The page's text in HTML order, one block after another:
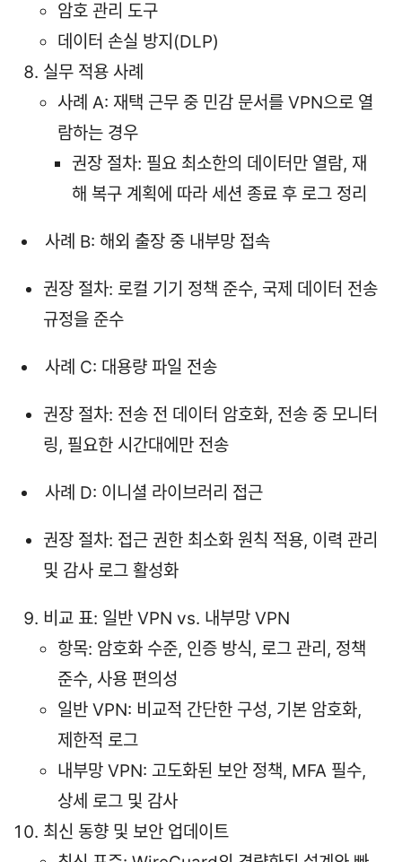
암호 관리 도구
데이터 손실 방지(DLP)
실무 적용 사례
사례 A: 재택 근무 중 민감 문서를 VPN으로 열
람하는 경우
권장 절차: 필요 최소한의 데이터만 열람, 재
해 복구 계획에 따라 세션 종료 후 로그 정리
사례 B: 해외 출장 중 내부망 접속
권장 절차: 로컬 기기 정책 준수, 국제 데이터 전송
규정을 준수
사례 C: 대용량 파일 전송
권장 절차: 전송 전 데이터 암호화, 전송 중 모니터
링, 필요한 시간대에만 전송
사례 D: 이니셜 라이브러리 접근
권장 절차: 접근 권한 최소화 원칙 적용, 이력 관리
및 감사 로그 활성화
비교 표: 일반 VPN vs. 내부망 VPN
항목: 암호화 수준, 인증 방식, 로그 관리, 정책
준수, 사용 편의성
일반 VPN: 비교적 간단한 구성, 기본 암호화,
제한적 로그
내부망 VPN: 고도화된 보안 정책, MFA 필수,
상세 로그 및 감사
최신 동향 및 보안 업데이트